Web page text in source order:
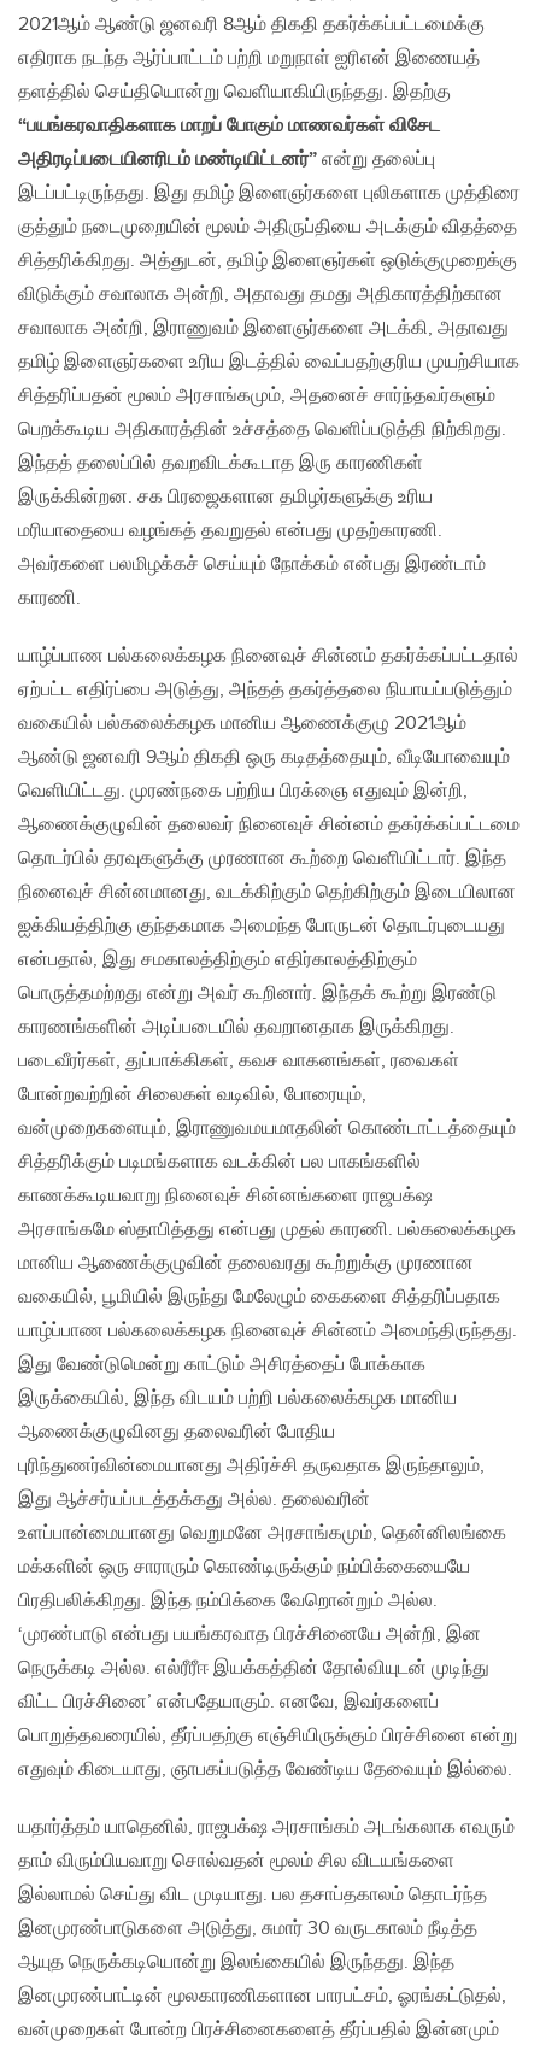
2021ஆம் ஆண்டு ஜனவரி 8ஆம் திகதி தகர்க்கப்பட்டமைக்கு
எதிராக நடந்த ஆர்ப்பாட்டம் பற்றி மறுநாள் ஐரிஎன் இணையத்
தளத்தில் செய்தியொன்று வெளியாகியிருந்தது. இதற்கு
“பயங்கரவாதிகளாக மாறப் போகும் மாணவர்கள் விசேட
அதிரடிப்படையினரிடம் மண்டியிட்டனர்” என்று தலைப்பு
இடப்பட்டிருந்தது. இது தமிழ் இளைஞர்களை புலிகளாக முத்திரை
குத்தும் நடைமுறையின் மூலம் அதிருப்தியை அடக்கும் விதத்தை
சித்தரிக்கிறது. அத்துடன், தமிழ் இளைஞர்கள் ஒடுக்குமுறைக்கு
விடுக்கும் சவாலாக அன்றி, அதாவது தமது அதிகாரத்திற்கான
சவாலாக அன்றி, இராணுவம் இளைஞர்களை அடக்கி, அதாவது
தமிழ் இளைஞர்களை உரிய இடத்தில் வைப்பதற்குரிய முயற்சியாக
சித்தரிப்பதன் மூலம் அரசாங்கமும், அதனைச் சார்ந்தவர்களும்
பெறக்கூடிய அதிகாரத்தின் உச்சத்தை வெளிப்படுத்தி நிற்கிறது.
இந்தத் தலைப்பில் தவறவிடக்கூடாத இரு காரணிகள்
இருக்கின்றன. சக பிரஜைகளான தமிழர்களுக்கு உரிய
மரியாதையை வழங்கத் தவறுதல் என்பது முதற்காரணி.
அவர்களை பலமிழக்கச் செய்யும் நோக்கம் என்பது இரண்டாம்
காரணி.
யாழ்ப்பாண பல்கலைக்கழக நினைவுச் சின்னம் தகர்க்கப்பட்டதால்
ஏற்பட்ட எதிர்ப்பை அடுத்து, அந்தத் தகர்த்தலை நியாயப்படுத்தும்
வகையில் பல்கலைக்கழக மானிய ஆணைக்குழு 2021ஆம்
ஆண்டு ஜனவரி 9ஆம் திகதி ஒரு கடிதத்தையும், வீடியோவையும்
வெளியிட்டது. முரண்நகை பற்றிய பிரக்ஞை எதுவும் இன்றி,
ஆணைக்குழுவின் தலைவர் நினைவுச் சின்னம் தகர்க்கப்பட்டமை
தொடர்பில் தரவுகளுக்கு முரணான கூற்றை வெளியிட்டார். இந்த
நினைவுச் சின்னமானது, வடக்கிற்கும் தெற்கிற்கும் இடையிலான
ஐக்கியத்திற்கு குந்தகமாக அமைந்த போருடன் தொடர்புடையது
என்பதால், இது சமகாலத்திற்கும் எதிர்காலத்திற்கும்
பொருத்தமற்றது என்று அவர் கூறினார். இந்தக் கூற்று இரண்டு
காரணங்களின் அடிப்படையில் தவறானதாக இருக்கிறது.
படைவீரர்கள், துப்பாக்கிகள், கவச வாகனங்கள், ரவைகள்
போன்றவற்றின் சிலைகள் வடிவில், போரையும்,
வன்முறைகளையும், இராணுவமயமாதலின் கொண்டாட்டத்தையும்
சித்தரிக்கும் படிமங்களாக வடக்கின் பல பாகங்களில்
காணக்கூடியவாறு நினைவுச் சின்னங்களை ராஜபக்‌ஷ
அரசாங்கமே ஸ்தாபித்தது என்பது முதல் காரணி. பல்கலைக்கழக
மானிய ஆணைக்குழுவின் தலைவரது கூற்றுக்கு முரணான
வகையில், பூமியில் இருந்து மேலேழும் கைகளை சித்தரிப்பதாக
யாழ்ப்பாண பல்கலைக்கழக நினைவுச் சின்னம் அமைந்திருந்தது.
இது வேண்டுமென்று காட்டும் அசிரத்தைப் போக்காக
இருக்கையில், இந்த விடயம் பற்றி பல்கலைக்கழக மானிய
ஆணைக்குழுவினது தலைவரின் போதிய
புரிந்துணர்வின்மையானது அதிர்ச்சி தருவதாக இருந்தாலும்,
இது ஆச்சர்யப்படத்தக்கது அல்ல. தலைவரின்
உளப்பான்மையானது வெறுமனே அரசாங்கமும், தென்னிலங்கை
மக்களின் ஒரு சாராரும் கொண்டிருக்கும் நம்பிக்கையையே
பிரதிபலிக்கிறது. இந்த நம்பிக்கை வேறொன்றும் அல்ல.
‘முரண்பாடு என்பது பயங்கரவாத பிரச்சினையே அன்றி, இன
நெருக்கடி அல்ல. எல்ரீரீஈ இயக்கத்தின் தோல்வியுடன் முடிந்து
விட்ட பிரச்சினை’ என்பதேயாகும். எனவே, இவர்களைப்
பொறுத்தவரையில், தீர்ப்பதற்கு எஞ்சியிருக்கும் பிரச்சினை என்று
எதுவும் கிடையாது, ஞாபகப்படுத்த வேண்டிய தேவையும் இல்லை.
யதார்த்தம் யாதெனில், ராஜபக்‌ஷ அரசாங்கம் அடங்கலாக எவரும்
தாம் விரும்பியவாறு சொல்வதன் மூலம் சில விடயங்களை
இல்லாமல் செய்து விட முடியாது. பல தசாப்தகாலம் தொடர்ந்த
இனமுரண்பாடுகளை அடுத்து, சுமார் 30 வருடகாலம் நீடித்த
ஆயுத நெருக்கடியொன்று இலங்கையில் இருந்தது. இந்த
இனமுரண்பாட்டின் மூலகாரணிகளான பாரபட்சம், ஓரங்கட்டுதல்,
வன்முறைகள் போன்ற பிரச்சினைகளைத் தீர்ப்பதில் இன்னமும்